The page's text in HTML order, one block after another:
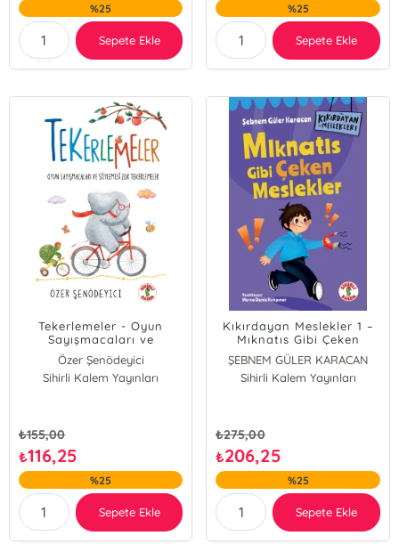
%25
Sepete Ekle
%25
Sepete Ekle
Tekerlemeler - Oyun
Sayışmacaları ve
Söylemesi Zor
Tekerlemeler
Özer Şenödeyici
Sihirli Kalem Yayınları
₺155,00
₺116,25
%25
Sepete Ekle
Kıkırdayan Meslekler 1 –
Mıknatıs Gibi Çeken
Meslekler
ŞEBNEM GÜLER KARACAN
Sihirli Kalem Yayınları
₺275,00
₺206,25
%25
Sepete Ekle